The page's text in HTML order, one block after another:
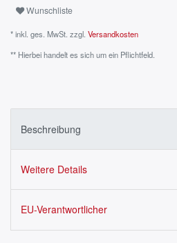
Wunschliste
* inkl. ges. MwSt. zzgl. Versandkosten
** Hierbei handelt es sich um ein Pflichtfeld.
Beschreibung
Weitere Details
EU-Verantwortlicher